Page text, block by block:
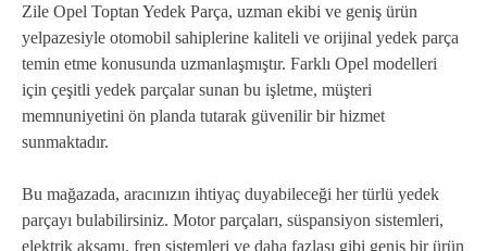
Zile Opel Toptan Yedek Parça, uzman ekibi ve geniş ürün
yelpazesiyle otomobil sahiplerine kaliteli ve orijinal yedek parça
temin etme konusunda uzmanlaşmıştır. Farklı Opel modelleri
için çeşitli yedek parçalar sunan bu işletme, müşteri
memnuniyetini ön planda tutarak güvenilir bir hizmet
sunmaktadır.
Bu mağazada, aracınızın ihtiyaç duyabileceği her türlü yedek
parçayı bulabilirsiniz. Motor parçaları, süspansiyon sistemleri,
elektrik aksamı, fren sistemleri ve daha fazlası gibi geniş bir ürün